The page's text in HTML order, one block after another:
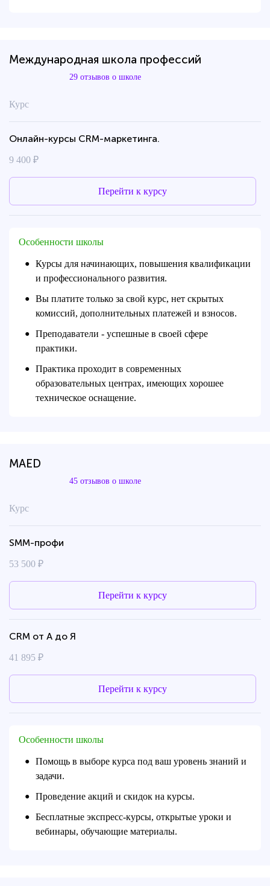
Международная школа профессий
29 отзывов о школе
Курс
Онлайн-курсы CRM-маркетинга.
9 400 ₽
Перейти к курсу
Особенности школы
●
Курсы для начинающих, повышения квалификации
и профессионального развития.
●
Вы платите только за свой курс, нет скрытых
комиссий, дополнительных платежей и взносов.
●
Преподаватели - успешные в своей сфере
практики.
●
Практика проходит в современных
образовательных центрах, имеющих хорошее
техническое оснащение.
MAED
45 отзывов о школе
Курс
SMM-профи
53 500 ₽
Перейти к курсу
CRM от А до Я
41 895 ₽
Перейти к курсу
Особенности школы
●
Помощь в выборе курса под ваш уровень знаний и
задачи.
● Проведение акций и скидок на курсы.
●
Бесплатные экспресс-курсы, открытые уроки и
вебинары, обучающие материалы.